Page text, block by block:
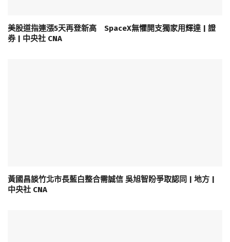
美股道指連漲5天再登新高 SpaceX無懼開支獨家用輝達 | 證
券 | 中央社 CNA
黃國昌談竹北市長藍白整合需誠信 吳旭智盼爭取認同 | 地方 |
中央社 CNA